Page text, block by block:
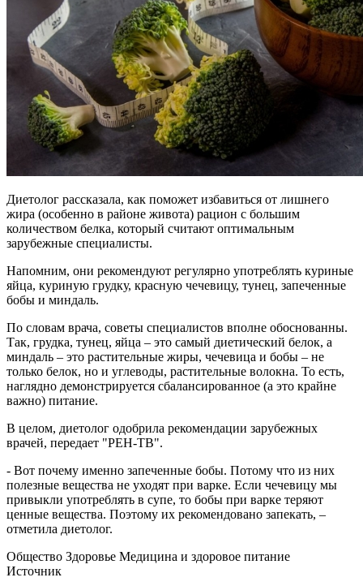
Диетолог рассказала, как поможет избавиться от лишнего
жира (особенно в районе живота) рацион с большим
количеством белка, который считают оптимальным
зарубежные специалисты.
Напомним, они рекомендуют регулярно употреблять куриные
яйца, куриную грудку, красную чечевицу, тунец, запеченные
бобы и миндаль.
По словам врача, советы специалистов вполне обоснованны.
Так, грудка, тунец, яйца – это самый диетический белок, а
миндаль – это растительные жиры, чечевица и бобы – не
только белок, но и углеводы, растительные волокна. То есть,
наглядно демонстрируется сбалансированное (а это крайне
важно) питание.
В целом, диетолог одобрила рекомендации зарубежных
врачей, передает "РЕН-ТВ".
- Вот почему именно запеченные бобы. Потому что из них
полезные вещества не уходят при варке. Если чечевицу мы
привыкли употреблять в супе, то бобы при варке теряют
ценные вещества. Поэтому их рекомендовано запекать, –
отметила диетолог.
Общество Здоровье Медицина и здоровое питание
Источник